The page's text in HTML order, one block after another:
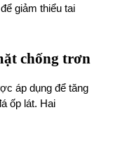
giảm thiểu tai
chống trơn
áp dụng để tăng
ốp lát. Hai